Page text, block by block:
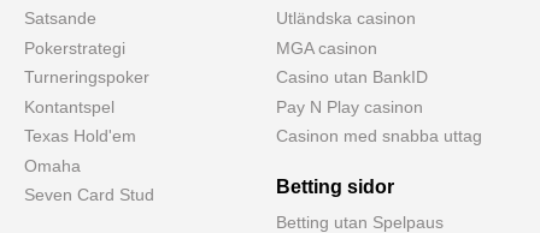
Satsande
Pokerstrategi
Turneringspoker
Kontantspel
Texas Hold'em
Omaha
Seven Card Stud
Utländska casinon
MGA casinon
Casino utan BankID
Pay N Play casinon
Casinon med snabba uttag
Betting sidor
Betting utan Spelpaus